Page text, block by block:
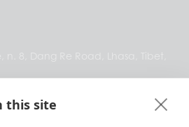
this site